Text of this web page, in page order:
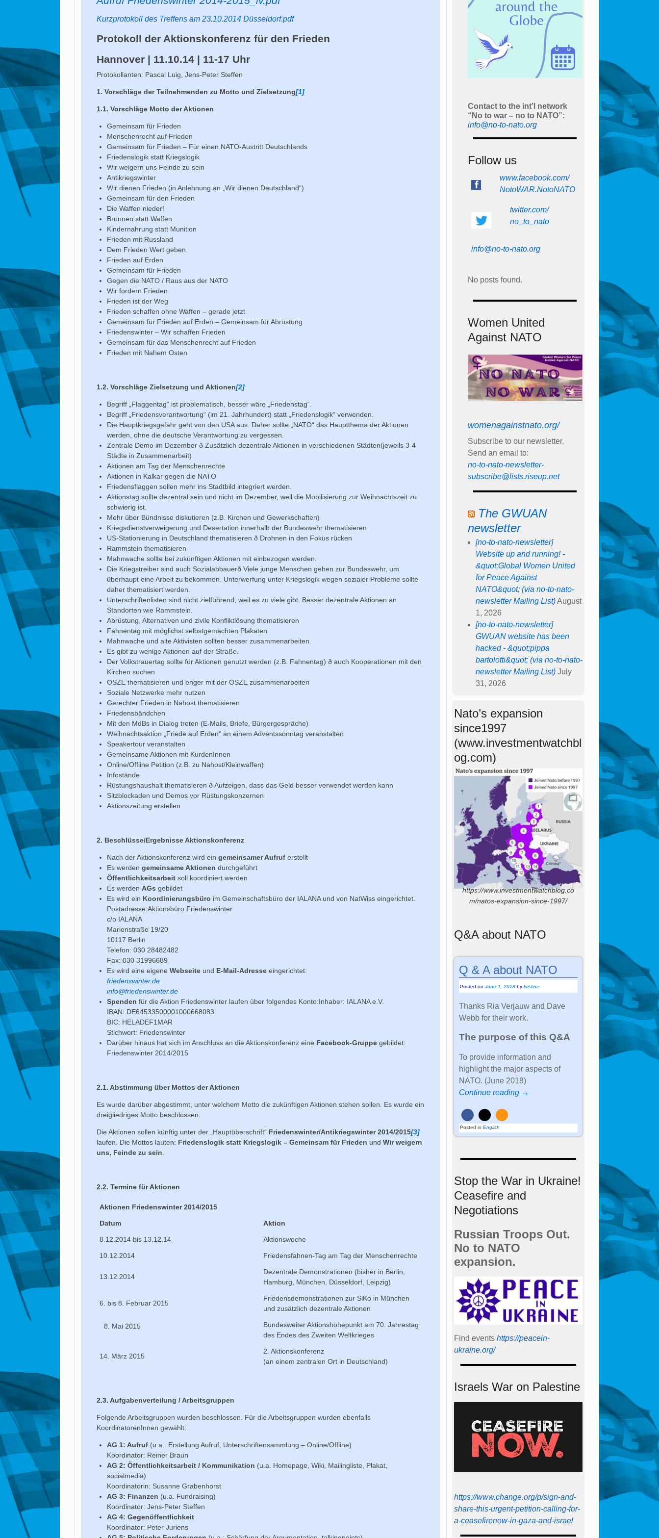
Kurzprotokoll des Treffens am 23.10.2014 Düsseldorf.pdf
Protokoll der Aktionskonferenz für den Frieden
Hannover | 11.10.14 | 11-17 Uhr
Protokollanten: Pascal Luig, Jens-Peter Steffen
1. Vorschläge der Teilnehmenden zu Motto und Zielsetzung[1]
1.1. Vorschläge Motto der Aktionen
Gemeinsam für Frieden
Menschenrecht auf Frieden
Gemeinsam für Frieden – Für einen NATO-Austritt Deutschlands
Friedenslogik statt Kriegslogik
Wir weigern uns Feinde zu sein
Antikriegswinter
Wir dienen Frieden (in Anlehnung an „Wir dienen Deutschland“)
Gemeinsam für den Frieden
Die Waffen nieder!
Brunnen statt Waffen
Kindernahrung statt Munition
Frieden mit Russland
Dem Frieden Wert geben
Frieden auf Erden
Gemeinsam für Frieden
Gegen die NATO / Raus aus der NATO
Wir fordern Frieden
Frieden ist der Weg
Frieden schaffen ohne Waffen – gerade jetzt
Gemeinsam für Frieden auf Erden – Gemeinsam für Abrüstung
Friedenswinter – Wir schaffen Frieden
Gemeinsam für das Menschenrecht auf Frieden
Frieden mit Nahem Osten
1.2. Vorschläge Zielsetzung und Aktionen[2]
Begriff „Flaggentag“ ist problematisch, besser wäre „Friedenstag“.
Begriff „Friedensverantwortung“ (im 21. Jahrhundert) statt „Friedenslogik“ verwenden.
Die Hauptkriegsgefahr geht von den USA aus. Daher sollte „NATO“ das Hauptthema der Aktionen
werden, ohne die deutsche Verantwortung zu vergessen.
Zentrale Demo im Dezember ð Zusätzlich dezentrale Aktionen in verschiedenen Städten(jeweils 3-4
Städte in Zusammenarbeit)
Aktionen am Tag der Menschenrechte
Aktionen in Kalkar gegen die NATO
Friedensflaggen sollen mehr ins Stadtbild integriert werden.
Aktionstag sollte dezentral sein und nicht im Dezember, weil die Mobilisierung zur Weihnachtszeit zu
schwierig ist.
Mehr über Bündnisse diskutieren (z.B. Kirchen und Gewerkschaften)
Kriegsdienstverweigerung und Desertation innerhalb der Bundeswehr thematisieren
US-Stationierung in Deutschland thematisieren ð Drohnen in den Fokus rücken
Rammstein thematisieren
Mahnwache sollte bei zukünftigen Aktionen mit einbezogen werden.
Die Kriegstreiber sind auch Sozialabbauerð Viele junge Menschen gehen zur Bundeswehr, um
überhaupt eine Arbeit zu bekommen. Unterwerfung unter Kriegslogik wegen sozialer Probleme sollte
daher thematisiert werden.
Unterschriftenlisten sind nicht zielführend, weil es zu viele gibt. Besser dezentrale Aktionen an
Standorten wie Rammstein.
Abrüstung, Alternativen und zivile Konfliktlösung thematisieren
Fahnentag mit möglichst selbstgemachten Plakaten
Mahnwache und alte Aktivisten sollten besser zusammenarbeiten.
Es gibt zu wenige Aktionen auf der Straße.
Der Volkstrauertag sollte für Aktionen genutzt werden (z.B. Fahnentag) ð auch Kooperationen mit den
Kirchen suchen
OSZE thematisieren und enger mit der OSZE zusammenarbeiten
Soziale Netzwerke mehr nutzen
Gerechter Frieden in Nahost thematisieren
Friedensbändchen
Mit den MdBs in Dialog treten (E-Mails, Briefe, Bürgergespräche)
Weihnachtsaktion „Friede auf Erden“ an einem Adventssonntag veranstalten
Speakertour veranstalten
Gemeinsame Aktionen mit KurdenInnen
Online/Offline Petition (z.B. zu Nahost/Kleinwaffen)
Infostände
Rüstungshaushalt thematisieren ð Aufzeigen, dass das Geld besser verwendet werden kann
Sitzblockaden und Demos vor Rüstungskonzernen
Aktionszeitung erstellen
2. Beschlüsse/Ergebnisse Aktionskonferenz
Nach der Aktionskonferenz wird eingemeinsamer Aufruf erstellt
Es werdengemeinsame Aktionen durchgeführt
Öffentlichkeitsarbeit soll koordiniert werden
Es werdenAGs gebildet
Es wird ein Koordinierungsbüro im Gemeinschaftsbüro der IALANA und von NatWiss eingerichtet.
Postadresse:Aktionsbüro Friedenswinter
c/o IALANA
Marienstraße 19/20
10117 Berlin
Telefon: 030 28482482
Fax: 030 31996689
Es wird eine eigeneWebseite und E-Mail-Adresse eingerichtet:
friedenswinter.de
info@friedenswinter.de
Spenden für die Aktion Friedenswinter laufen über folgendes Konto:Inhaber: IALANA e.V.
IBAN: DE64533500001000668083
BIC: HELADEF1MAR
Stichwort: Friedenswinter
Darüber hinaus hat sich im Anschluss an die Aktionskonferenz eine Facebook-Gruppe gebildet:
Friedenswinter 2014/2015
2.1. Abstimmung über Mottos der Aktionen
Es wurde darüber abgestimmt, unter welchem Motto die zukünftigen Aktionen stehen sollen. Es wurde ein
dreigliedriges Motto beschlossen:
Die Aktionen sollen künftig unter der „Hauptüberschrift“ Friedenswinter/Antikriegswinter 2014/2015[3]
laufen. Die Mottos lauten: Friedenslogik statt Kriegslogik – Gemeinsam für Frieden undWir weigern
uns, Feinde zu sein
2.2. Termine für Aktionen
Aktionen Friedenswinter 2014/2015
Datum Aktion
8.12.2014 bis 13.12.14 Aktionswoche
10.12.2014 Friedensfahnen-Tag am Tag der Menschenrechte
13.12.2014
Dezentrale Demonstrationen (bisher in Berlin,
Hamburg, München, Düsseldorf, Leipzig)
6. bis 8. Februar 2015
Friedensdemonstrationen zur SiKo in München
und zusätzlich dezentrale Aktionen
Mai 2015
Bundesweiter Aktionshöhepunkt am 70. Jahrestag
des Endes des Zweiten Weltkrieges
14. März 2015
2. Aktionskonferenz
(an einem zentralen Ort in Deutschland)
2.3. Aufgabenverteilung / Arbeitsgruppen
Folgende Arbeitsgruppen wurden beschlossen. Für die Arbeitsgruppen wurden ebenfalls
KoordinatorenInnen gewählt:
AG 1: Aufruf (u.a.: Erstellung Aufruf, Unterschriftensammlung – Online/Offline)
Koordinator: Reiner Braun
AG 2: Öffentlichkeitsarbeit / Kommunikation (u.a. Homepage, Wiki, Mailingliste, Plakat,
socialmedia)
Koordinatorin: Susanne Grabenhorst
AG 3: Finanzen (u.a. Fundraising)
Koordinator: Jens-Peter Steffen
AG 4: Gegenöffentlichkeit
Koordinator: Peter Juriens
Contact to the int’l network
“No to war – no to NATO”:
info@no-to-nato.org
Follow us
www.facebook.com/
NotoWAR.NotoNATO
twitter.com/
no_to_nato
info@no-to-nato.org
No posts found.
Women United
Against NATO
womenagainstnato.org/
Subscribe to our newsletter,
Send an email to:
no-to-nato-newsletter-
subscribe@lists.riseup.net
The GWUAN
newsletter
[no-to-nato-newsletter]
Website up and running! -
&quot;Global Women United
for Peace Against
NATO&quot; (via no-to-nato-
newsletter Mailing List) August
1, 2026
[no-to-nato-newsletter]
GWUAN website has been
hacked - &quot;pippa
bartolotti&quot; (via no-to-nato-
newsletter Mailing List) July
31, 2026
Nato’s expansion
since1997
(www.investmentwatchbl
og.com)
https://www.investmentwatchblog.co
m/natos-expansion-since-1997/
Q&A about NATO
Q & A about NATO
Posted onJune 1, 2018 bykristine
Thanks Ria Verjauw and Dave
Webb for their work.
The purpose of this Q&A
To provide information and
highlight the major aspects of
NATO. (June 2018)
Continue reading →
Posted in English
Stop the War in Ukraine!
Ceasefire and
Negotiations
Russian Troops Out.
No to NATO
expansion.
Find events https://peace­in­
ukraine.org/
Israels War on Palestine
https://www.change.org/p/sign-and-
share-this-urgent-petition-calling-for-
a-ceasefirenow-in-gaza-and-israel